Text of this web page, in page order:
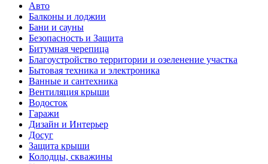
Авто
Балконы и лоджии
Бани и сауны
Безопасность и Защита
Битумная черепица
Благоустройство территории и озеленение участка
Бытовая техника и электроника
Ванные и сантехника
Вентиляция крыши
Водосток
Гаражи
Дизайн и Интерьер
Досуг
Защита крыши
Колодцы, скважины